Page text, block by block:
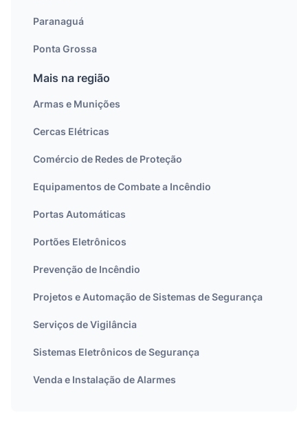
Paranaguá
Ponta Grossa
Mais na região
Armas e Munições
Cercas Elétricas
Comércio de Redes de Proteção
Equipamentos de Combate a Incêndio
Portas Automáticas
Portões Eletrônicos
Prevenção de Incêndio
Projetos e Automação de Sistemas de Segurança
Serviços de Vigilância
Sistemas Eletrônicos de Segurança
Venda e Instalação de Alarmes